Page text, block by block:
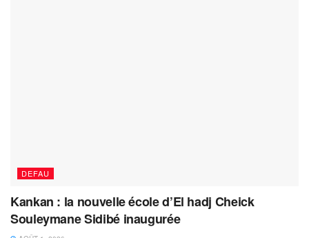
DEFAU
Kankan : la nouvelle école d’El hadj Cheick
Souleymane Sidibé inaugurée